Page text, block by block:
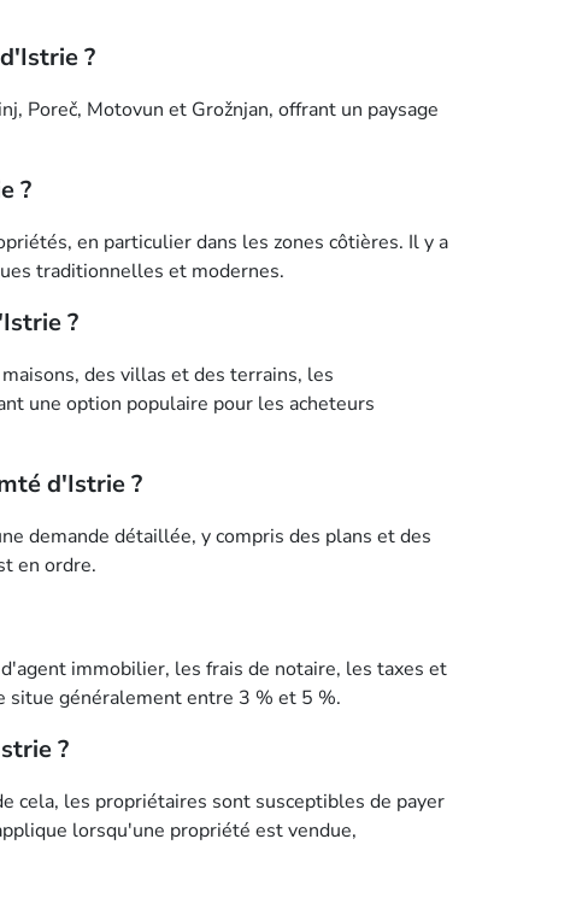
?
Poreč, Motovun et Grožnjan, offrant un paysage
?
en particulier dans les zones côtières. Il y a
traditionnelles et modernes.
?
des villas et des terrains, les
une option populaire pour les acheteurs
d'Istrie ?
demande détaillée, y compris des plans et des
en ordre.
immobilier, les frais de notaire, les taxes et
situe généralement entre 3 % et 5 %.
?
cela, les propriétaires sont susceptibles de payer
lorsqu'une propriété est vendue,